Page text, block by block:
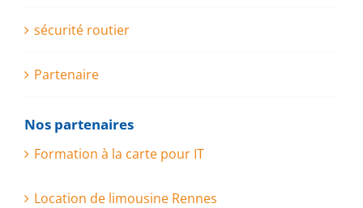
sécurité routier
Partenaire
Nos partenaires
Formation à la carte pour IT
Location de limousine Rennes